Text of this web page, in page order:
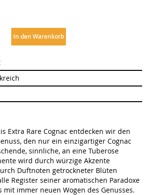
In den Warenkorb
Extra Rare Cognac entdecken wir den
den nur ein einzigartiger Cognac
sinnliche, an eine Tuberose
wird durch würzige Akzente
Duftnoten getrockneter Blüten
Register seiner aromatischen Paradoxe
immer neuen Wogen des Genusses.